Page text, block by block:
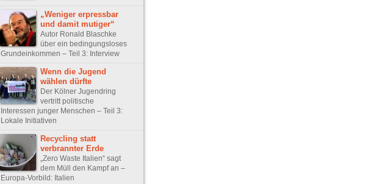
„Weniger erpressbar
und damit mutiger“
Autor Ronald Blaschke
über ein bedingungsloses
Grundeinkommen – Teil 3: Interview
Wenn die Jugend
wählen dürfte
Der Kölner Jugendring
vertritt politische
Interessen junger Menschen – Teil 3:
Lokale Initiativen
Recycling statt
verbrannter Erde
„Zero Waste Italien“ sagt
dem Müll den Kampf an –
Europa-Vorbild: Italien